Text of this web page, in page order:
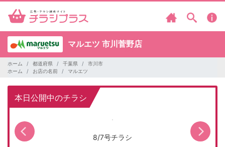
マルエツ 市川菅野店
ホーム 都道府県 千葉県
市川市
ホーム
お店の名前 マルエツ
本日公開中のチラシ
8/7号チラシ